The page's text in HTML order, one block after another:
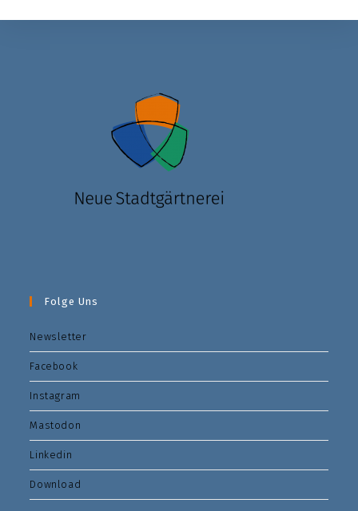
Folge Uns
Newsletter
Facebook
Instagram
Mastodon
Linkedin
Download